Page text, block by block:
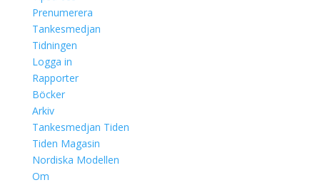
Prenumerera
Tankesmedjan
Tidningen
Logga in
Rapporter
Böcker
Arkiv
Tankesmedjan Tiden
Tiden Magasin
Nordiska Modellen
Om